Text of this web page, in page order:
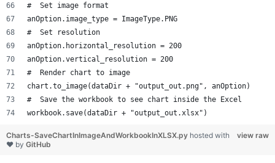
#  Set image format
anOption.image_type = ImageType.PNG
#  Set resolution
anOption.horizontal_resolution = 200
anOption.vertical_resolution = 200
#  Render chart to image
chart.to_image(dataDir + "output_out.png", anOption)
#  Save the workbook to see chart inside the Excel
workbook.save(dataDir + "output_out.xlsx")
view raw
Charts-SaveChartInImageAndWorkbookInXLSX.py hosted with
❤ by GitHub